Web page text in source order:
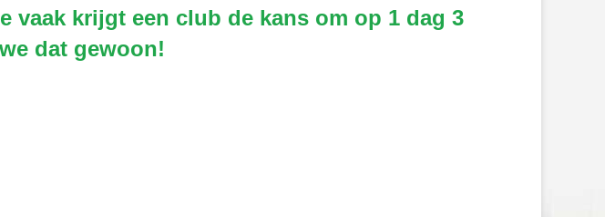
vaak krijgt een club de kans om op 1 dag 3
dat gewoon!